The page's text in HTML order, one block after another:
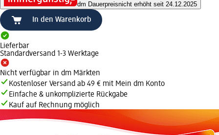
dm Dauerpreisnicht erhöht seit 24.12.2025
In den Warenkorb
Lieferbar
Standardversand 1-3 Werktage
Nicht verfügbar in dm Märkten
Kostenloser Versand ab 49 € mit Mein dm Konto
Einfache & unkomplizierte Rückgabe
Kauf auf Rechnung möglich